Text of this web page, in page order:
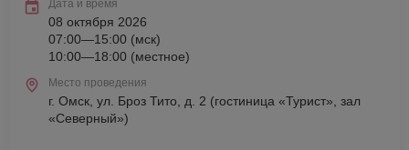
Дата и время
08 октября 2026
07:00—15:00 (мск)
10:00—18:00 (местное)
Место проведения
г. Омск, ул. Броз Тито, д. 2 (гостиница «Турист», зал
«Северный»)